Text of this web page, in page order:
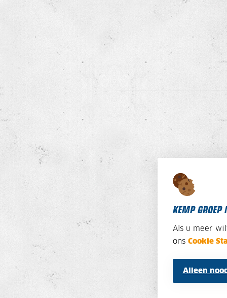
KEMP GROEP
Als u meer
ons Cookie
Alleen